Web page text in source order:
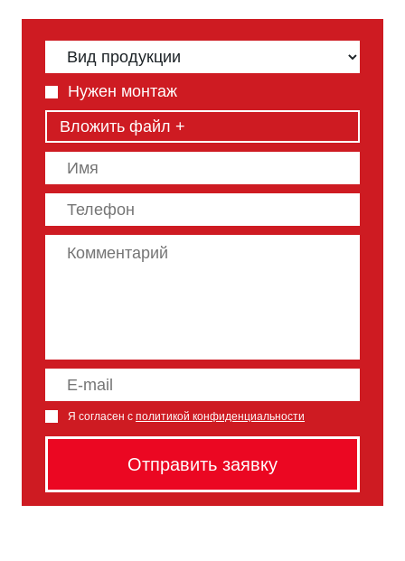
Нужен монтаж
Вложить файл +
Я согласен с политикой конфиденциальности